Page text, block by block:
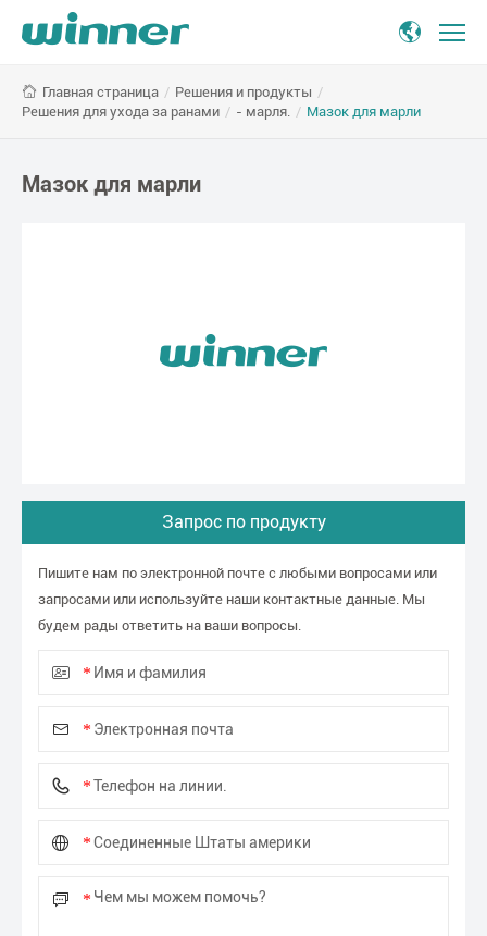
для
Главная страница / Решения и продукты /
Решения для ухода за ранами / - марля. / Мазок для марли
Мазок для марли
Запрос по продукту
Пишите нам по электронной почте с любыми вопросами или
запросами или используйте наши контактные данные. Мы
будем рады ответить на ваши вопросы.